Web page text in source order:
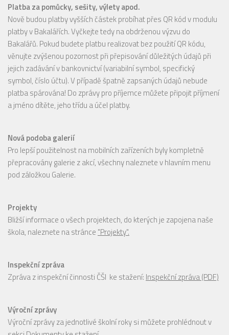
Platba za pomůcky, sešity, výlety apod.
Nově budou platby vyšších částek probíhat přes QR kód v modulu
platby v Bakalářích. Vyčkejte tedy na obdrženou výzvu do
Bakalářů. Pokud budete platbu realizovat bez použití QR kódu,
věnujte zvýšenou pozornost při přepisování důležitých údajů při
jejich zadávání v bankovnictví (variabilní symbol, specifický
symbol, číslo účtu). V případě špatně zapsaných údajů nebude
platba spárována! Do zprávy pro příjemce můžete připojit příjmení
a jméno dítěte, jeho třídu a účel platby.
Nová podoba galerií
Pro lepší použitelnost na mobilních zařízeních byly kompletně
přepracovány galerie z akcí, všechny naleznete v hlavním menu
pod záložkou Galerie.
Projekty
Bližší informace o všech projektech, do kterých je zapojena naše
škola, naleznete na stránce "Projekty".
Inspekční zpráva
Zpráva z inspekční činnosti ČŠI ke stažení: Inspekční zpráva (PDF)
Výroční zprávy
Výroční zprávy za jednotlivé školní roky si můžete prohlédnout v